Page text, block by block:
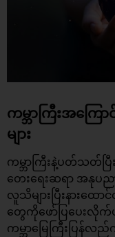
ကမ္ဘာကြီးအကြေ
များ
ကမ္ဘာကြီးနဲ့ပတ်သတ်
တေးရေးဆရာ အနုပ
လူသိများပြီးနားထေ
တွေကိုဖော်ပြပေးလိုက်
ကမ္ဘာမြေကြီးပြန်လ